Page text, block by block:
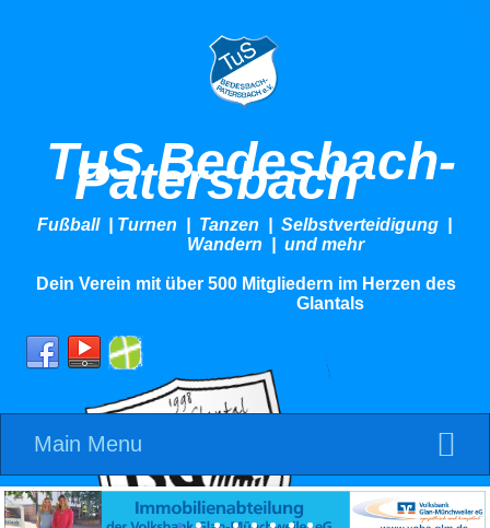
TuS Bedesbach-
Patersbach
Fußball | Turnen | Tanzen | Selbstverteidigung |
Wandern | und mehr
Dein Verein mit über 500 Mitgliedern im Herzen des
Glantals
Main Menu